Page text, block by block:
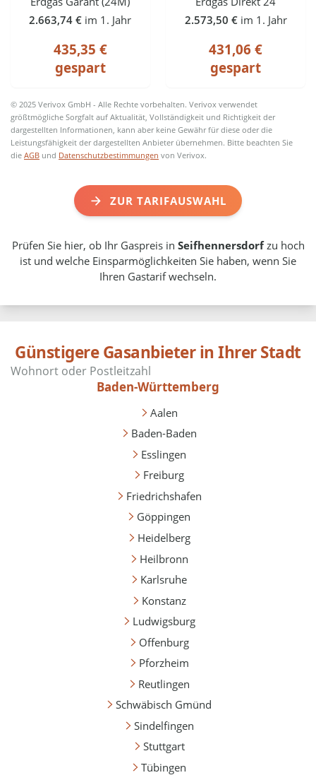
2.663,74 € im 1. Jahr
435,35 €
gespart
2.573,50 € im 1. Jahr
431,06 €
gespart
© 2025 Verivox GmbH - Alle Rechte vorbehalten. Verivox verwendet
größtmögliche Sorgfalt auf Aktualität, Vollständigkeit und Richtigkeit der
dargestellten Informationen, kann aber keine Gewähr für diese oder die
Leistungsfähigkeit der dargestellten Anbieter übernehmen. Bitte beachten Sie
dieAGB und Datenschutzbestimmungen von Verivox.
ZUR TARIFAUSWAHL
Prüfen Sie hier, ob Ihr Gaspreis in Seifhennersdorfzu hoch
ist und welche Einsparmöglichkeiten Sie haben, wenn Sie
Ihren Gastarif wechseln.
Günstigere Gasanbieter in Ihrer Stadt
Baden-Württemberg
Aalen
Baden-Baden
Esslingen
Freiburg
Friedrichshafen
Göppingen
Heidelberg
Heilbronn
Karlsruhe
Konstanz
Ludwigsburg
Offenburg
Pforzheim
Reutlingen
Schwäbisch Gmünd
Sindelfingen
Stuttgart
Tübingen